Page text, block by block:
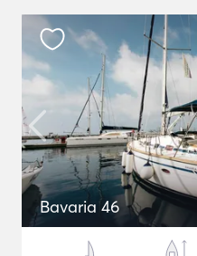
Bavaria 46